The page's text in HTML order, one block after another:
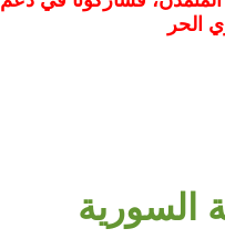
الحر
السورية